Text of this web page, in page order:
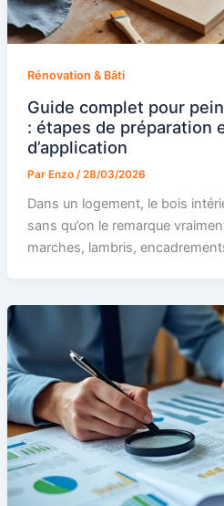
Rénovation & Bâti
Guide complet pour
: étapes de préparation
d’application
Par Enzo /28/03/2026
Dans un logement, le bois
sans qu’on le remarque
marches, lambris,